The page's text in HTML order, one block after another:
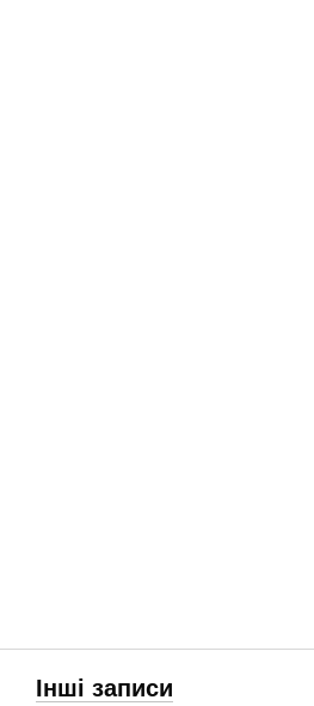
Інші записи